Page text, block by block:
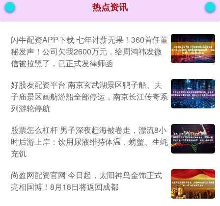
热点资讯
闪牛配资APP下载 七年讨薪无果！360首任董
秘发声！公司欠我2600万元，给周鸿祎发微
信被拉黑了，已正式发律师函
好股友配资平台 南京玄武湖景区鸭子船、夫
子庙景区画舫游船全部停运，南京长江传奇系
列游轮停航
股票怎么杠杆 男子深夜赶海被卷走，漂流8小
时后游上岸：饮用尿液维持体温，螃蟹、生蚝
充饥
尚盈网配资官网 今日起，太阳神鸟金饰正式
亮相国博！8月18日将返回成都